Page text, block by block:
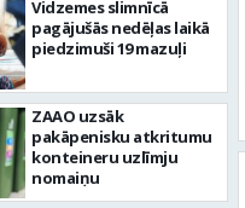
Vidzemes slimnīcā
pagājušās nedēļas laikā
piedzimuši 19 mazuļi
ZAAO uzsāk
pakāpenisku atkritumu
konteineru uzlīmju
nomaiņu